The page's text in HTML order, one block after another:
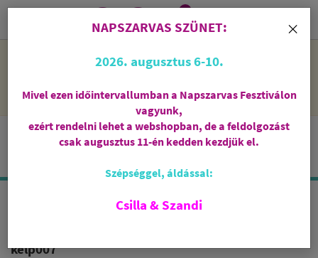
NAPSZARVAS SZÜNET: 2026. augusztus 6-10 - rendelni lehet
feldolgozni őket.
i
0
AQUARELLE PORCELÁN FÜSTÖLŐTARTÓ
kelp007
×
NAPSZARVAS SZÜNET:
2026. augusztus 6-10.
Mivel ezen időintervallumban a Napszarvas Fesztiválon
vagyunk,
ezért rendelni lehet a webshopban, de a feldolgozást
csak augusztus 11-én kedden kezdjük el.
Szépséggel, áldással:
Csilla & Szandi